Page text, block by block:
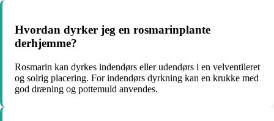
Hvordan dyrker jeg en rosmarinplante
derhjemme?
Rosmarin kan dyrkes indendørs eller udendørs i en velventileret
og solrig placering. For indendørs dyrkning kan en krukke med
god dræning og pottemuld anvendes.